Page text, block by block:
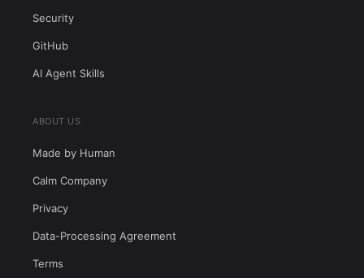
Security
GitHub
AI Agent Skills
ABOUT US
Made by Human
Calm Company
Privacy
Data-Processing Agreement
Terms